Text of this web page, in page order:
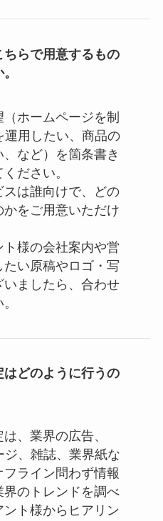
らで用意するもの
ホームページを制
運用したい、商品の
など）を箇条書き
ださい。
は誰向けで、どの
かをご用意いただけ
ト様の会社案内や営
い原稿やロゴ・写
ましたら、合わせ
はどのように行うの
は、業界の広告、
ジ、雑誌、業界紙な
フライン問わず情報
界のトレンドを調べ
ト様からヒアリン